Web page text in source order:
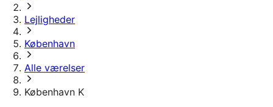
Lejligheder
København
Alle værelser
København K